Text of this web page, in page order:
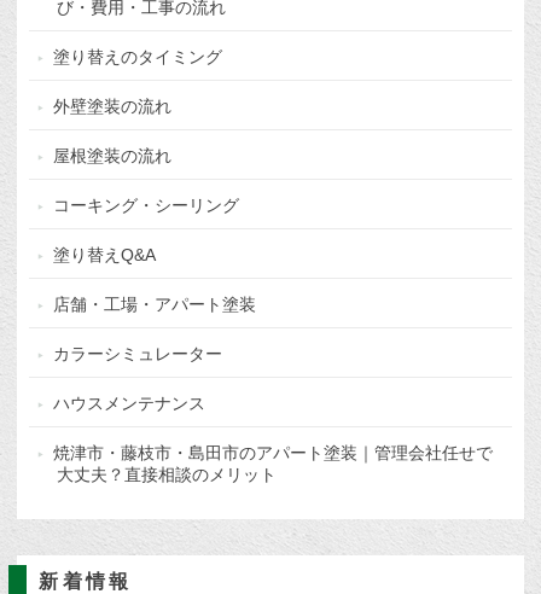
び・費用・工事の流れ
塗り替えのタイミング
外壁塗装の流れ
屋根塗装の流れ
コーキング・シーリング
塗り替えQ&A
店舗・工場・アパート塗装
カラーシミュレーター
ハウスメンテナンス
焼津市・藤枝市・島田市のアパート塗装｜管理会社任せで
大丈夫？直接相談のメリット
新着情報